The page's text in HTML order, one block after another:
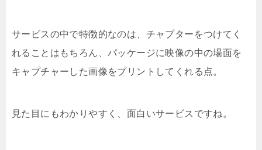
サービスの中で特徴的なのは、チャプターをつけてく
れることはもちろん、パッケージに映像の中の場面を
キャプチャーした画像をプリントしてくれる点。
見た目にもわかりやすく、面白いサービスですね。